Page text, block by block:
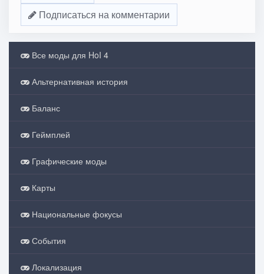
Подписаться на комментарии
Все моды для HoI 4
Альтернативная история
Баланс
Геймплей
Графические моды
Карты
Национальные фокусы
События
Локализация